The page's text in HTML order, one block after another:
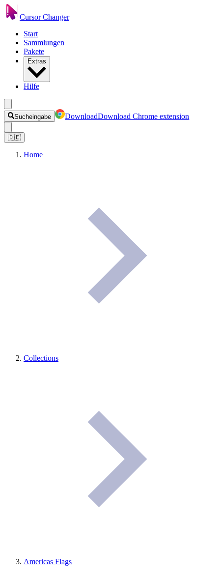
Cursor Changer
Start
Sammlungen
Pakete
Extras
Hilfe
Sucheingabe DownloadDownload Chrome extension
🇩🇪
Home
Collections
Americas Flags